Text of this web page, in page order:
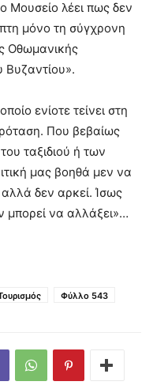
Μουσείο λέει πως δεν
μόνο τη σύγχρονη
Οθωμανικής
Βυζαντίου».
ενίοτε τείνει στη
Που βεβαίως
ταξιδιού ή των
μας βοηθά μεν να
δεν αρκεί. Ίσως
μπορεί να αλλάξει»…
Φύλλο 543